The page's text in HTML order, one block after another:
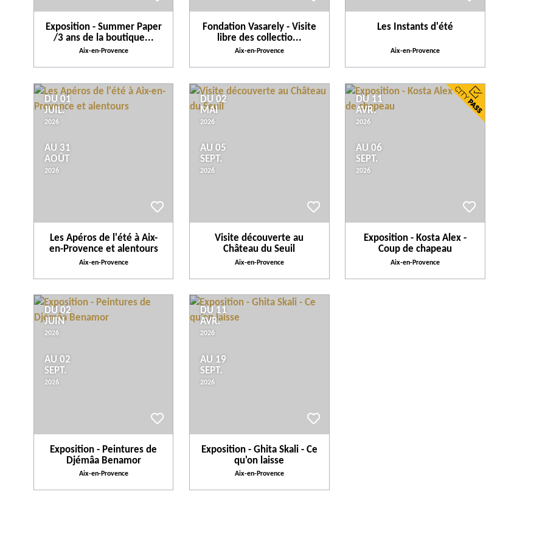
Exposition - Summer Paper
/3 ans de la boutique...
Aix-en-Provence
Fondation Vasarely - Visite
libre des collectio...
Aix-en-Provence
Les Instants d'été
Aix-en-Provence
DU 01
JUIL.
2026
AU 31
AOÛT
2026
Les Apéros de l'été à Aix-
en-Provence et alentours
Aix-en-Provence
DU 02
MAI
2026
AU 05
SEPT.
2026
Visite découverte au
Château du Seuil
Aix-en-Provence
DU 11
AVR.
2026
AU 06
SEPT.
2026
Exposition - Kosta Alex -
Coup de chapeau
Aix-en-Provence
DU 02
JUIN
2026
AU 02
SEPT.
2026
Exposition - Peintures de
Djémâa Benamor
Aix-en-Provence
DU 11
AVR.
2026
AU 19
SEPT.
2026
Exposition - Ghita Skali - Ce
qu'on laisse
Aix-en-Provence